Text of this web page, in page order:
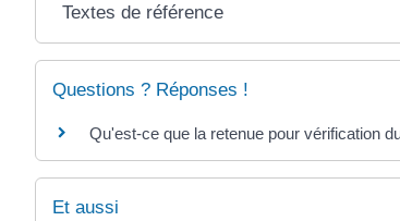
Textes de référence
Questions ? Réponses !
Qu'est-ce que la retenue pour vérification
Et aussi